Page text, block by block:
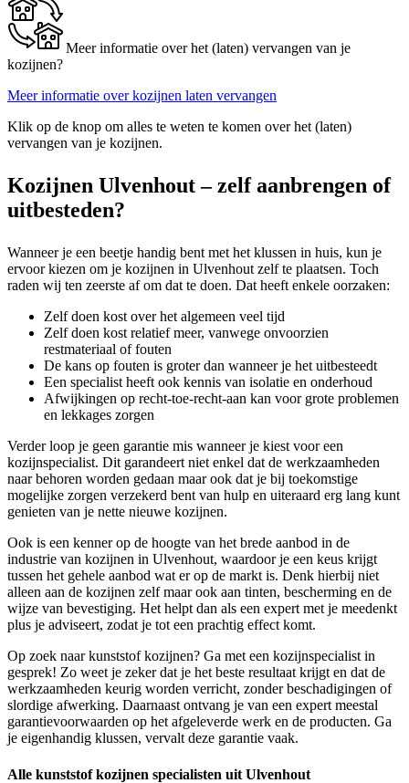
Meer informatie over het (laten) vervangen van je
kozijnen?
Meer informatie over kozijnen laten vervangen
Klik op de knop om alles te weten te komen over het (laten)
vervangen van je kozijnen.
Kozijnen Ulvenhout – zelf aanbrengen of
uitbesteden?
Wanneer je een beetje handig bent met het klussen in huis, kun je
ervoor kiezen om je kozijnen in Ulvenhout zelf te plaatsen. Toch
raden wij ten zeerste af om dat te doen. Dat heeft enkele oorzaken:
Zelf doen kost over het algemeen veel tijd
Zelf doen kost relatief meer, vanwege onvoorzien
restmateriaal of fouten
De kans op fouten is groter dan wanneer je het uitbesteedt
Een specialist heeft ook kennis van isolatie en onderhoud
Afwijkingen op recht-toe-recht-aan kan voor grote problemen
en lekkages zorgen
Verder loop je geen garantie mis wanneer je kiest voor een
kozijnspecialist. Dit garandeert niet enkel dat de werkzaamheden
naar behoren worden gedaan maar ook dat je bij toekomstige
mogelijke zorgen verzekerd bent van hulp en uiteraard erg lang kunt
genieten van je nette nieuwe kozijnen.
Ook is een kenner op de hoogte van het brede aanbod in de
industrie van kozijnen in Ulvenhout, waardoor je een keus krijgt
tussen het gehele aanbod wat er op de markt is. Denk hierbij niet
alleen aan de kozijnen zelf maar ook aan tinten, bescherming en de
wijze van bevestiging. Het helpt dan als een expert met je meedenkt
plus je adviseert, zodat je tot een prachtig effect komt.
Op zoek naar kunststof kozijnen? Ga met een kozijnspecialist in
gesprek! Zo weet je zeker dat je het beste resultaat krijgt en dat de
werkzaamheden keurig worden verricht, zonder beschadigingen of
slordige afwerking. Daarnaast ontvang je van een expert meestal
garantievoorwaarden op het afgeleverde werk en de producten. Ga
je eigenhandig klussen, vervalt deze garantie vaak.
Alle kunststof kozijnen specialisten uit Ulvenhout